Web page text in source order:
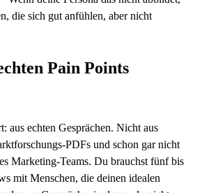
die sich gut anfühlen, aber nicht
Pain Points
aus echten Gesprächen. Nicht aus
PDFs und schon gar nicht
Marketing-Teams. Du brauchst fünf bis
mit Menschen, die deinen idealen